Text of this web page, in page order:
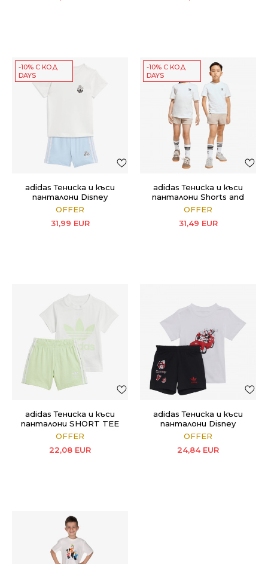
-10% С КОД
DAYS
adidas Тениска и къси
панталони Disney
OFFER
31,99 EUR
-10% С КОД
DAYS
adidas Тениска и къси
панталони Shorts and
Tee Set
OFFER
31,49 EUR
adidas Тениска и къси
панталони SHORT TEE
SET
OFFER
22,08 EUR
adidas Тениска и къси
панталони Disney
OFFER
24,84 EUR